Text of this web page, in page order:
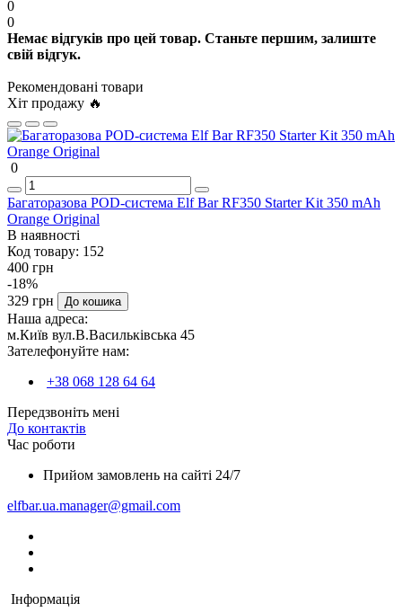
0
0
Немає відгуків про цей товар. Станьте першим, залиште
свій відгук.
Рекомендовані товари
Хіт продажу 🔥
0
Багаторазова POD-система Elf Bar RF350 Starter Kit 350 mAh
Orange Original
В наявності
Код товару: 152
400 грн
-18%
329 грн
До кошика
Наша адреса:
м.Київ вул.В.Васильківська 45
Зателефонуйте нам:
+38 068 128 64 64
Передзвоніть мені
До контактів
Час роботи
Прийом замовлень на сайті 24/7
elfbar.ua.manager@gmail.com
Інформація